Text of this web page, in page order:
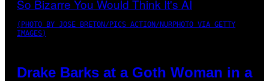
(PHOTO BY JOSE BRETON/PICS ACTION/NURPHOTO VIA GETTY
IMAGES)
Drake Barks at a Goth Woman in a